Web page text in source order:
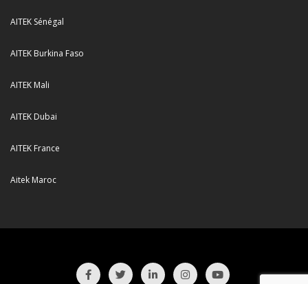
AITEK Sénégal
AITEK Burkina Faso
AITEK Mali
AITEK Dubai
AITEK France
Aitek Maroc